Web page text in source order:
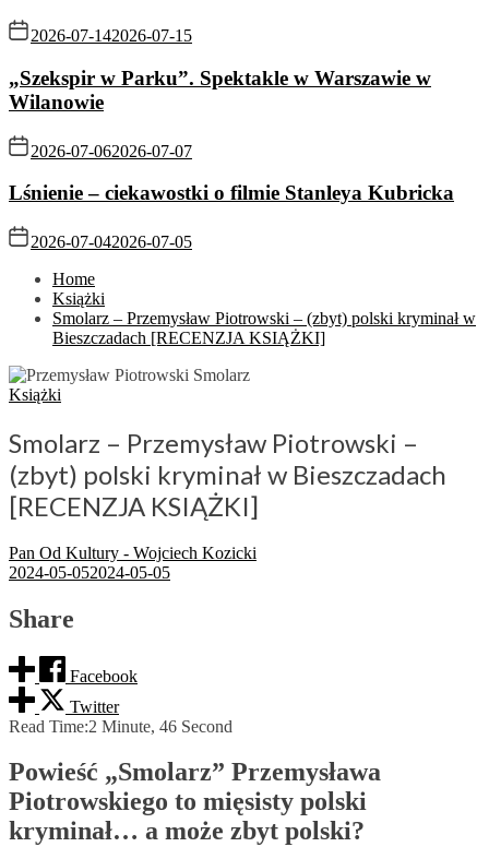
2026-07-142026-07-15
„Szekspir w Parku”. Spektakle w Warszawie w
Wilanowie
2026-07-062026-07-07
Lśnienie – ciekawostki o filmie Stanleya Kubricka
2026-07-042026-07-05
Home
Książki
Smolarz – Przemysław Piotrowski – (zbyt) polski kryminał w
Bieszczadach [RECENZJA KSIĄŻKI]
Książki
Smolarz – Przemysław Piotrowski –
(zbyt) polski kryminał w Bieszczadach
[RECENZJA KSIĄŻKI]
Pan Od Kultury - Wojciech Kozicki
2024-05-052024-05-05
Share
Facebook
Twitter
Read Time:2 Minute, 46 Second
Powieść „Smolarz” Przemysława
Piotrowskiego to mięsisty polski
kryminał… a może zbyt polski?